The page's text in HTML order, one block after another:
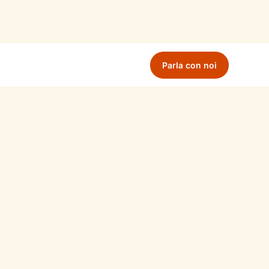
Parla con noi